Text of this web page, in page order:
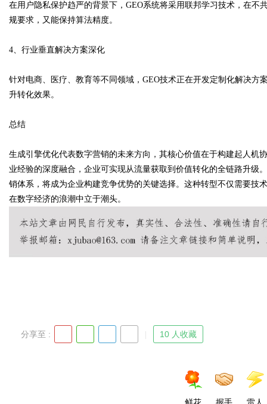
在用户隐私保护趋严的背景下，GEO系统将采用联邦学习技术，在
规要求，又能保持算法精度。
4、行业垂直解决方案深化
针对电商、医疗、教育等不同领域，GEO技术正在开发定制化解决
升转化效果。
总结
生成引擎优化代表数字营销的未来方向，其核心价值在于构建起人机
业经验的深度融合，企业可实现从流量获取到价值转化的全链路升级
销体系，将成为企业构建竞争优势的关键选择。这种转型不仅需要技
在数字经济的浪潮中立于潮头。
分享至 : 10 人收藏